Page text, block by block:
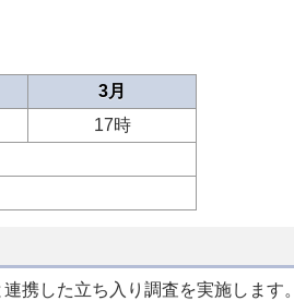
3月
17時
携した立ち入り調査を実施します。